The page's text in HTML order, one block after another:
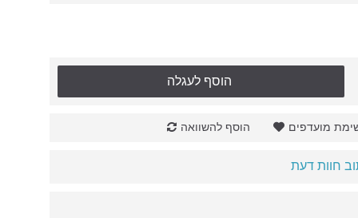
הוסף לעגלה
מועדפים הוסף להשוואה
חוות דעת